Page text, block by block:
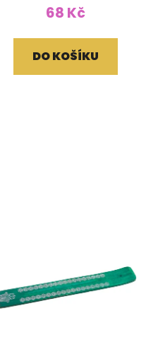
68 Kč
DO KOŠÍKU